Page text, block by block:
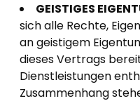
GEISTIGES
sich alle Rechte,
an geistigem
dieses Vertrags
Dienstleistungen
Zusammenhang